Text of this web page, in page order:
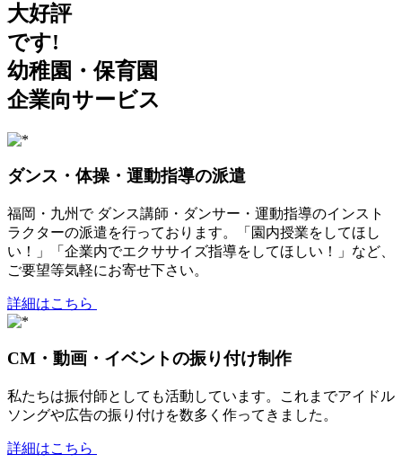
大好評
です!
幼稚園・保育園
企業向サービス
ダンス・体操・運動指導の派遣
福岡・九州で ダンス講師・ダンサー・運動指導のインスト
ラクターの派遣を行っております。「園内授業をしてほし
い！」「企業内でエクササイズ指導をしてほしい！」など、
ご要望等気軽にお寄せ下さい。
詳細はこちら
CM・動画・イベントの振り付け制作
私たちは振付師としても活動しています。これまでアイドル
ソングや広告の振り付けを数多く作ってきました。
詳細はこちら